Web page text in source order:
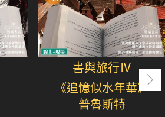
書與旅行Ⅳ
《追憶似水年華》
普魯斯特